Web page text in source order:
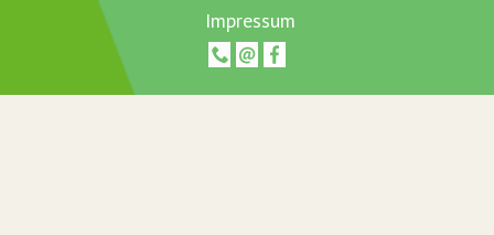
Impressum